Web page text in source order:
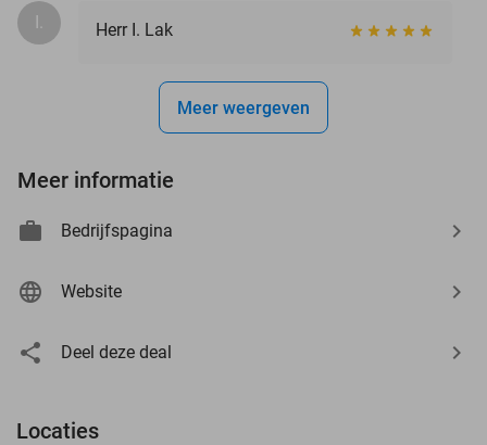
I. Herr I. Lak
Meer weergeven
Meer informatie
Bedrijfspagina
Website
Deel deze deal
Locaties